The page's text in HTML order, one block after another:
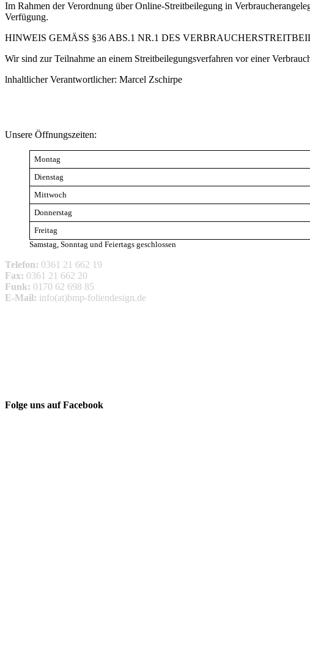
Im Rahmen der Verordnung über Online-Streitbeilegung in
Verfügung.
HINWEIS GEMÄSS §36 ABS.1 NR.1 DES
Wir sind zur Teilnahme an einem Streitbeilegungsverfahren vor einer
lnhaltlicher Verantwortlicher: Marcel Zschirpe
Unsere Öffnungszeiten:
Montag
Dienstag
Mittwoch
Donnerstag
Freitag
Samstag, Sonntag und Feiertags geschlossen
Telefon: 0361 21 662 19
Fax: 0361 21 662 20
Funk: 0170 62 698 85
E-Mail: info(at)bmp-foliendesign.de
Folge uns auf Facebook